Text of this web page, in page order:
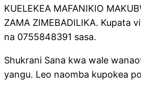
KUELEKEA MAFANIKIO
ZAMA ZIMEBADILIKA. Kupata
na 0755848391 sasa.
Shukrani Sana kwa wale
yangu. Leo naomba kupokea